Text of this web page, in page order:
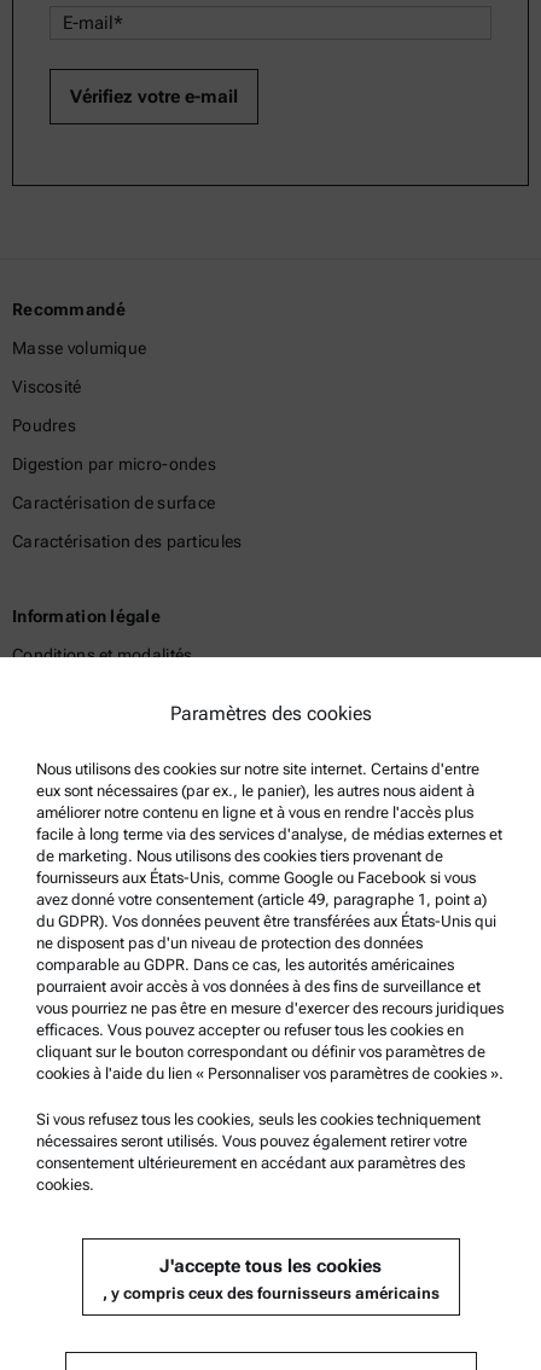
Recommandé
Masse volumique
Viscosité
Poudres
Digestion par micro-ondes
Caractérisation de surface
Caractérisation des particules
Information légale
Conditions et modalités
Mentions légales
Conditions d'utilisation
Marques commerciales
Système de dénonciation
Support produit
Service Certifié Anton Paar
Déclaration de sécurité
Centres techniques d’Anton Paar
Contactez-nous
Information sur l'entreprise
Relations presse
Paramètres des cookies
Nous utilisons des cookies sur notre site internet. Certains d'entre
eux sont nécessaires (par ex., le panier), les autres nous aident à
améliorer notre contenu en ligne et à vous en rendre l'accès plus
facile à long terme via des services d'analyse, de médias externes et
de marketing. Nous utilisons des cookies tiers provenant de
fournisseurs aux États-Unis, comme Google ou Facebook si vous
avez donné votre consentement (article 49, paragraphe 1, point a)
du GDPR). Vos données peuvent être transférées aux États-Unis qui
ne disposent pas d'un niveau de protection des données
comparable au GDPR. Dans ce cas, les autorités américaines
pourraient avoir accès à vos données à des fins de surveillance et
vous pourriez ne pas être en mesure d'exercer des recours juridiques
efficaces. Vous pouvez accepter ou refuser tous les cookies en
cliquant sur le bouton correspondant ou définir vos paramètres de
cookies à l'aide du lien « Personnaliser vos paramètres de cookies ».
Si vous refusez tous les cookies, seuls les cookies techniquement
nécessaires seront utilisés. Vous pouvez également retirer votre
consentement ultérieurement en accédant aux paramètres des
cookies.
J'accepte tous les cookies
, y compris ceux des fournisseurs américains